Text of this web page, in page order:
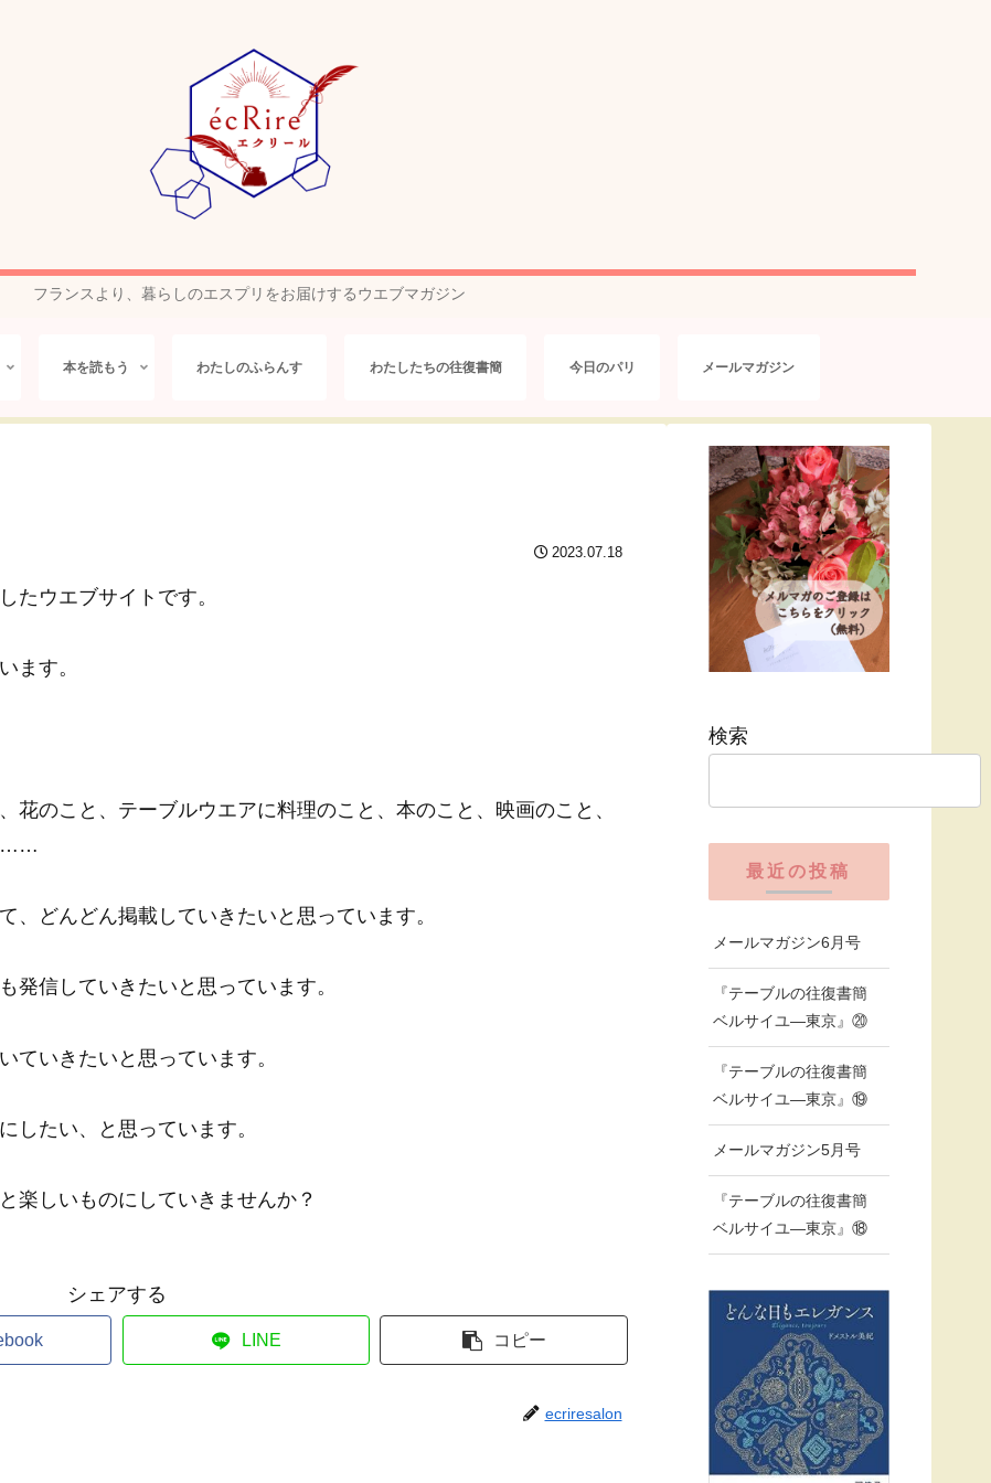
フランスより、暮らしのエスプリをお届けするウエブマガジン
本を読もう わたしのふらんす わたしたちの往復書簡 今日のパリ メールマガジン
2023.07.18
たウエブサイトです。
ます。
花のこと、テーブルウエアに料理のこと、本のこと、映画のこと、
……
どんどん掲載していきたいと思っています。
発信していきたいと思っています。
ていきたいと思っています。
したい、と思っています。
楽しいものにしていきませんか？
シェアする
LINE コピー
ecriresalon
検索
最近の投稿
メールマガジン6月号
『テーブルの往復書簡
ベルサイユ―東京』⑳
『テーブルの往復書簡
ベルサイユ―東京』⑲
メールマガジン5月号
『テーブルの往復書簡
ベルサイユ―東京』⑱